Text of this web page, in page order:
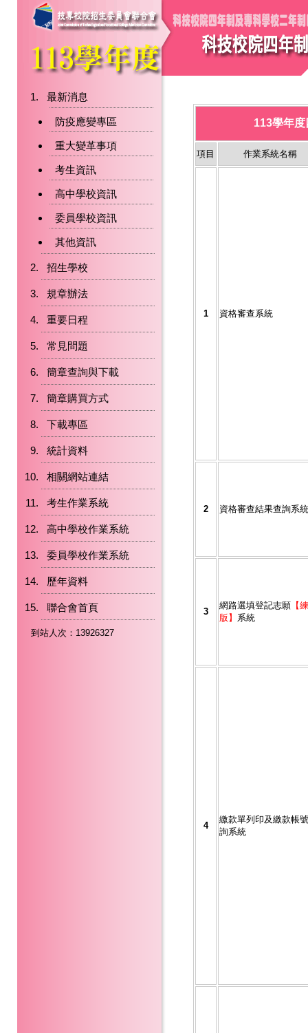
最新消息
防疫應變專區
重大變革事項
考生資訊
高中學校資訊
委員學校資訊
其他資訊
招生學校
規章辦法
重要日程
常見問題
簡章查詢與下載
簡章購買方式
下載專區
統計資料
相關網站連結
考生作業系統
高中學校作業系統
委員學校作業系統
歷年資料
聯合會首頁
到站人次：13926327
113學年
項目 作業系統名稱
1 資格審查系統
2 資格審查結果查詢系統
3
網路選填登記志願【
版】 系統
4
繳款單列印及繳款帳
詢系統